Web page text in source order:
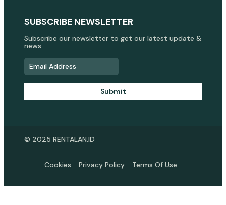
SUBSCRIBE NEWSLETTER
Subscribe our newsletter to get our latest update &
news
Submit
© 2025 RENTALAN.ID
Cookies Privacy Policy Terms Of Use